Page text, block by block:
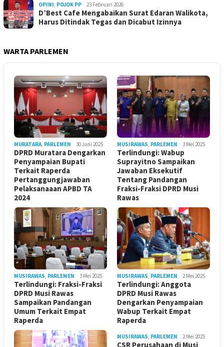
OPINI POJOK PP 23 Februari 2026
D’Best Cafe Mengabaikan Surat Edaran Walikota,
Harus Ditindak Tegas dan Dicabut Izinnya
WARTA PARLEMEN
MURATARA PARLEMEN 30 Juni 2025
DPRD Muratara Dengarkan
Penyampaian Bupati
Terkait Raperda
Pertanggungjawaban
Pelaksanaaan APBD TA
2024
MUSIRAWAS PARLEMEN 3 Mei 2025
Terlindungi: Wabup
Suprayitno Sampaikan
Jawaban Eksekutif
Tentang Pandangan
Fraksi-Fraksi DPRD Musi
Rawas
MUSIRAWAS PARLEMEN 3 Mei 2025
Terlindungi: Fraksi-Fraksi
DPRD Musi Rawas
Sampaikan Pandangan
Umum Terkait Empat
Raperda
MUSIRAWAS PARLEMEN 2 Mei 2025
Terlindungi: Anggota
DPRD Musi Rawas
Dengarkan Penyampaian
Wabup Terkait Empat
Raperda
MUSIRAWAS PARLEMEN 2 Mei 2025
CSR Perusahaan di Musi